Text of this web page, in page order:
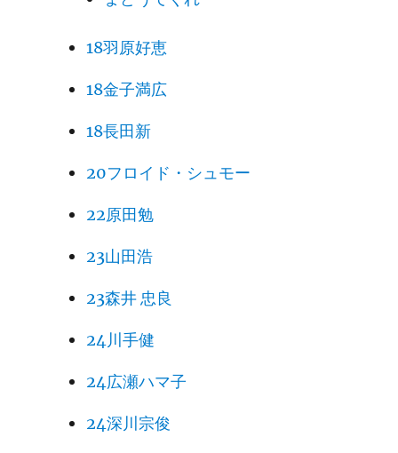
18羽原好恵
18金子満広
18長田新
20フロイド・シュモー
22原田勉
23山田浩
23森井 忠良
24川手健
24広瀬ハマ子
24深川宗俊